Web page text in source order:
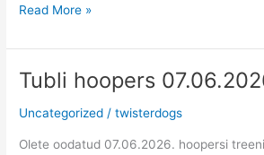
Read More »
Tubli hoopers
Uncategorized /twisterdogs
Olete oodatud 07.06.2026. hoopersi
Tubli
07.06.2026.